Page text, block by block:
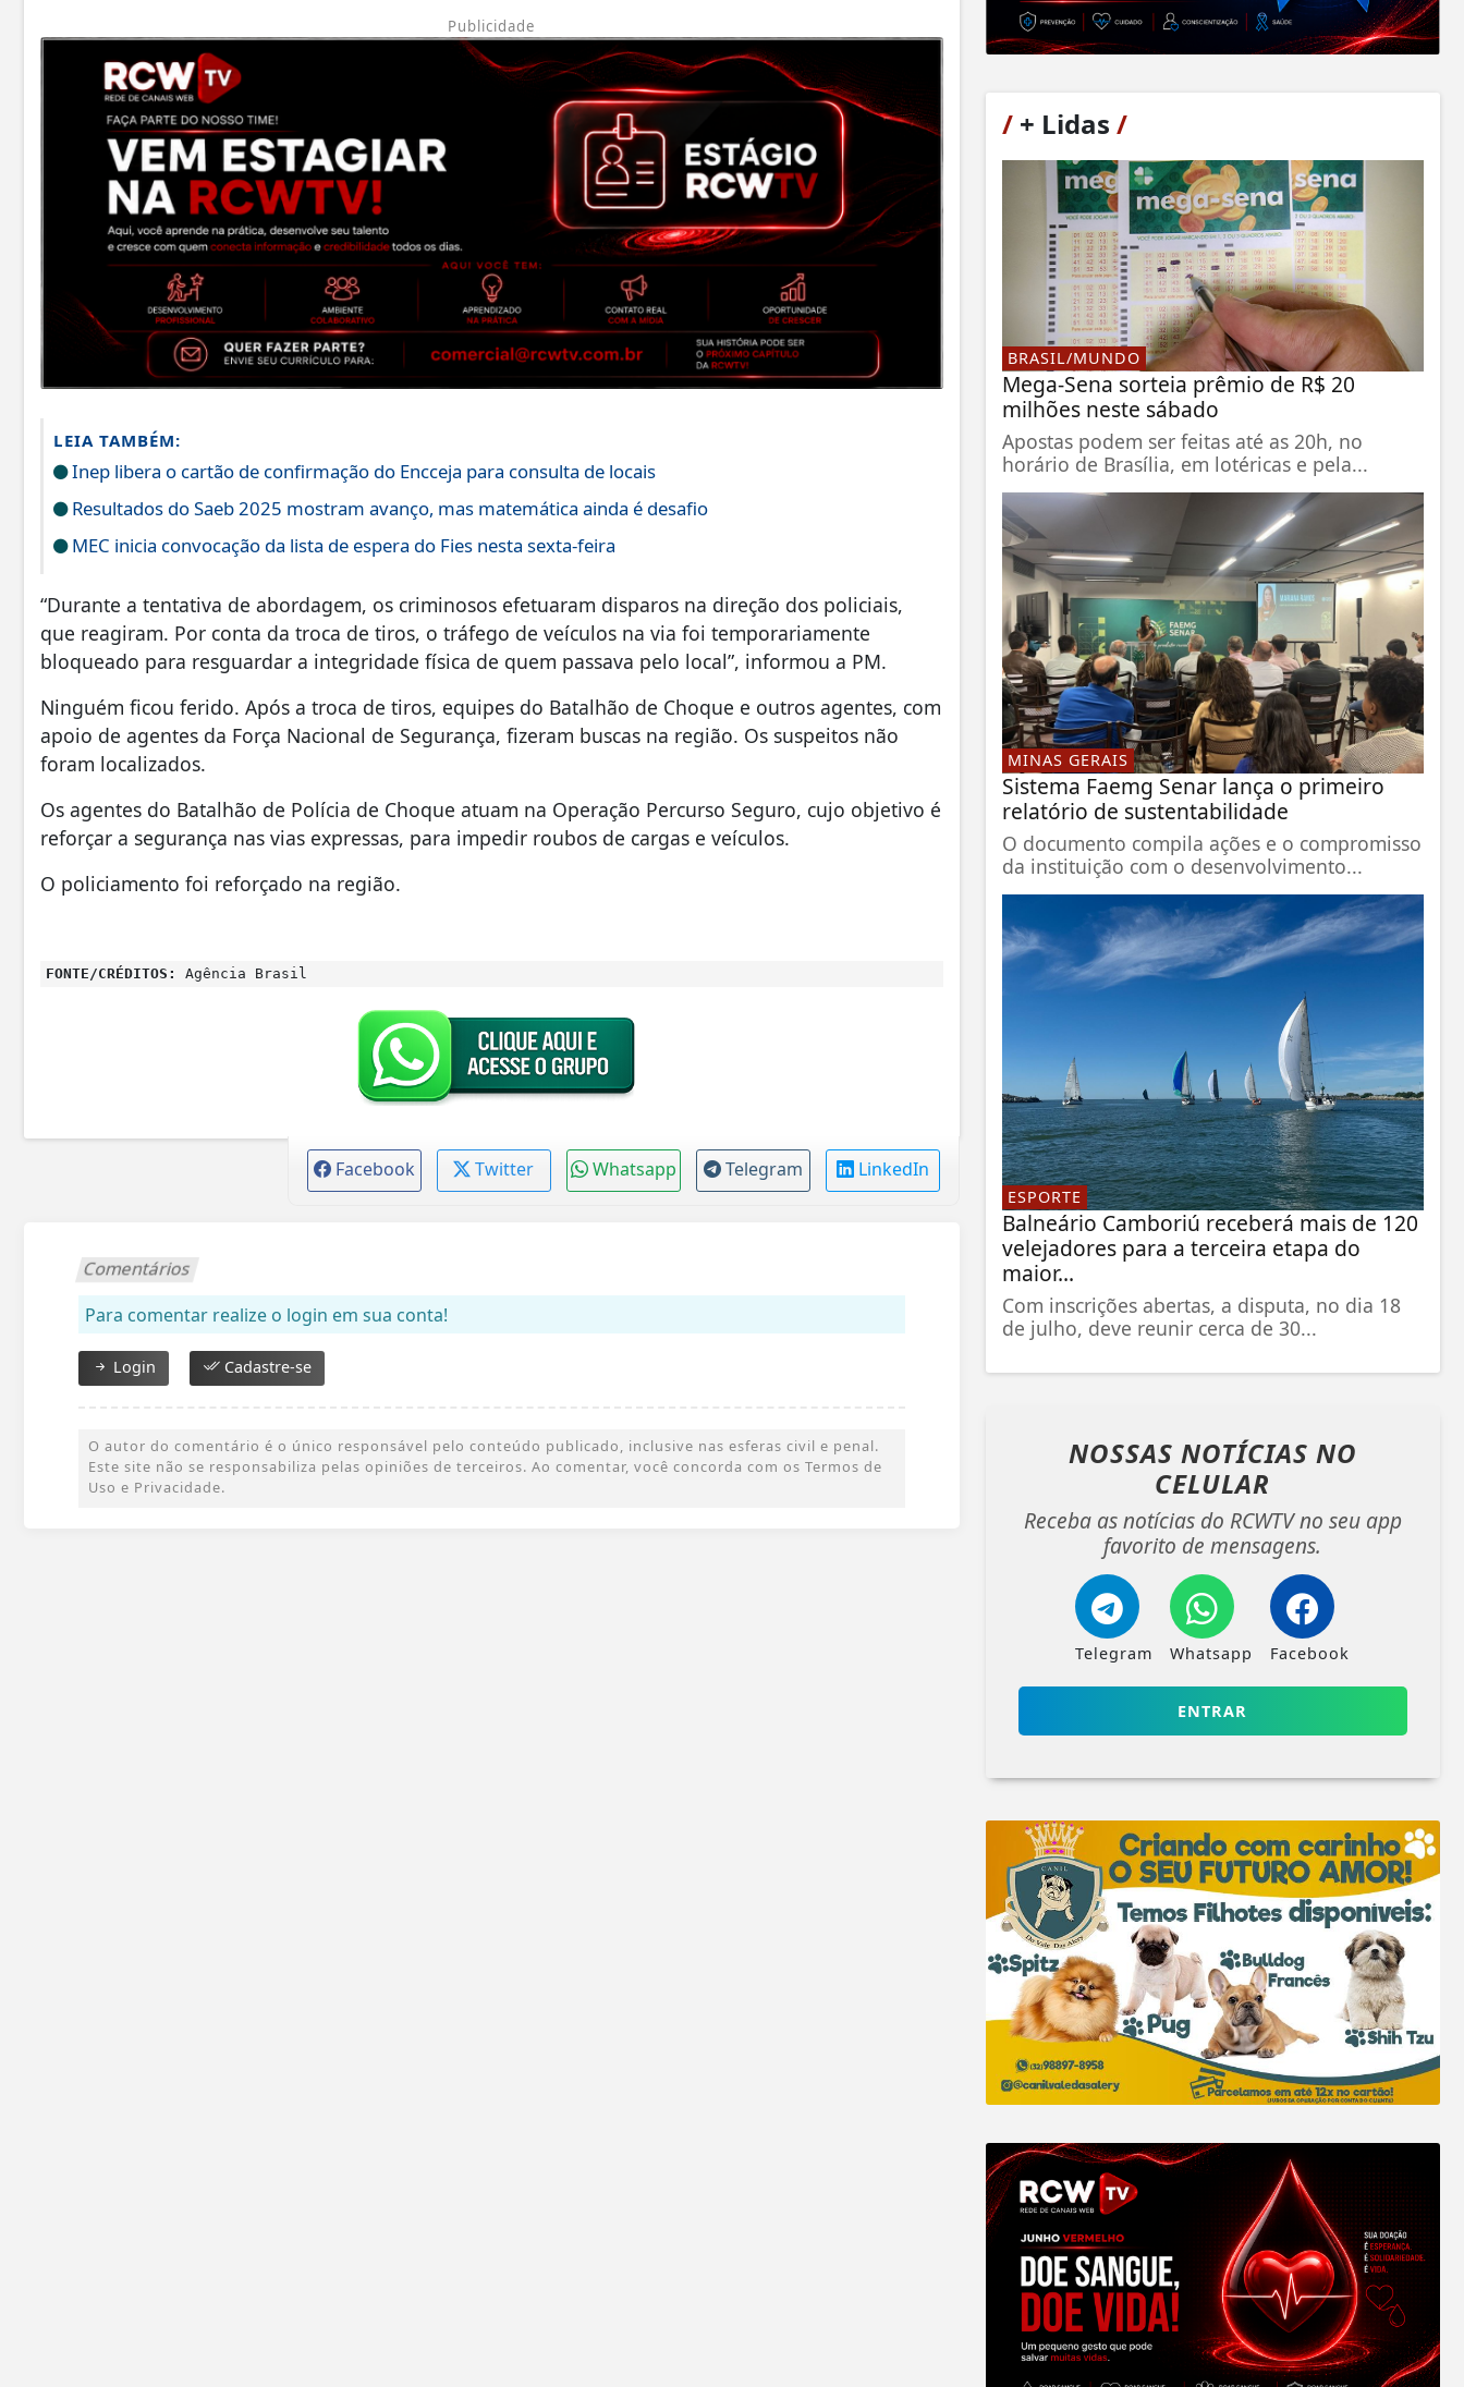
Publicidade
LEIA TAMBÉM:
Inep libera o cartão de confirmação do Encceja para consulta de locais
Resultados do Saeb 2025 mostram avanço, mas matemática ainda é desafio
MEC inicia convocação da lista de espera do Fies nesta sexta-feira
“Durante a tentativa de abordagem, os criminosos efetuaram disparos na direção dos policiais,
que reagiram. Por conta da troca de tiros, o tráfego de veículos na via foi temporariamente
bloqueado para resguardar a integridade física de quem passava pelo local”, informou a PM.
Ninguém ficou ferido. Após a troca de tiros, equipes do Batalhão de Choque e outros agentes, com
apoio de agentes da Força Nacional de Segurança, fizeram buscas na região. Os suspeitos não
foram localizados.
Os agentes do Batalhão de Polícia de Choque atuam na Operação Percurso Seguro, cujo objetivo é
reforçar a segurança nas vias expressas, para impedir roubos de cargas e veículos.
O policiamento foi reforçado na região.
FONTE/CRÉDITOS: Agência Brasil
Facebook Twitter Whatsapp Telegram LinkedIn
Comentários
Para comentar realize o login em sua conta!
Login Cadastre-se
O autor do comentário é o único responsável pelo conteúdo publicado, inclusive nas esferas civil e penal.
Este site não se responsabiliza pelas opiniões de terceiros. Ao comentar, você concorda com os Termos de
Uso e Privacidade.
/+ Lidas /
BRASIL/MUNDO
Mega-Sena sorteia prêmio de R$ 20
milhões neste sábado
Apostas podem ser feitas até as 20h, no
horário de Brasília, em lotéricas e pela...
MINAS GERAIS
Sistema Faemg Senar lança o primeiro
relatório de sustentabilidade
O documento compila ações e o compromisso
da instituição com o desenvolvimento...
ESPORTE
Balneário Camboriú receberá mais de 120
velejadores para a terceira etapa do
maior...
Com inscrições abertas, a disputa, no dia 18
de julho, deve reunir cerca de 30...
NOSSAS NOTÍCIAS NO
CELULAR
Receba as notícias do RCWTV no seu app
favorito de mensagens.
Telegram Whatsapp Facebook
ENTRAR